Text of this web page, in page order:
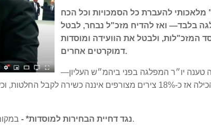
מלאכותי להעברת כל הסמכויות וכל הכח
בלבד— ואז להדיח מזכ"ל נבחר, לבטל
המזכ"לות, ולבטל את הוועידה ומוסדות
דמוקרטים אחרים.
—רק לפני כשנה טענה יו״ר המפלגה בפני ביהמ״ש העליון
*נגד דחיית הבחירות למוסדות* -במקום עוד דחיה, יש לקיים בחירות דמוקרטיות למזכ"ל וללשכה.